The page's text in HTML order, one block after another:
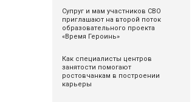
Супруг и мам участников СВО
приглашают на второй поток
образовательного проекта
«Время Героинь»
Как специалисты центров
занятости помогают
ростовчанкам в построении
карьеры